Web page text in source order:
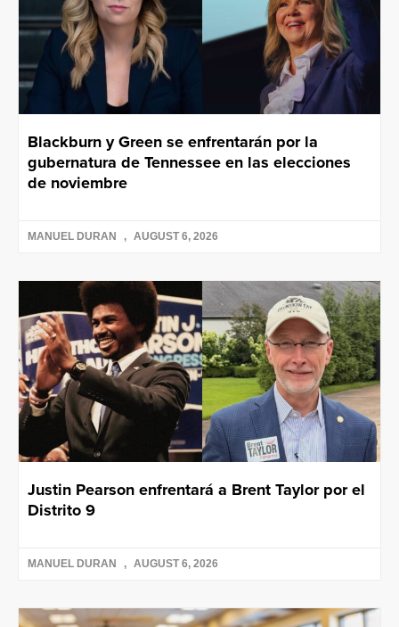
Blackburn y Green se enfrentarán por la
gubernatura de Tennessee en las elecciones
de noviembre
MANUEL DURAN AUGUST 6, 2026
Justin Pearson enfrentará a Brent Taylor por el
Distrito 9
MANUEL DURAN AUGUST 6, 2026